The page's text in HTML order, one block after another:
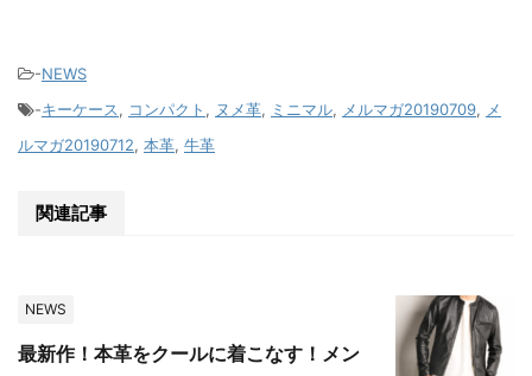
-NEWS
-キーケース, コンパクト , ヌメ革, ミニマル, メルマガ20190709, メ
ルマガ20190712, 本革, 牛革
関連記事
NEWS
最新作！本革をクールに着こなす！メン